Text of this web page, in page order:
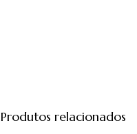
Produtos relacionados